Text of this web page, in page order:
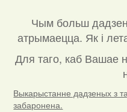
Чым больш
атрымаецца. Як і
Для таго, каб Вашае
Выкарыстанне дадзеных з
забаронена.